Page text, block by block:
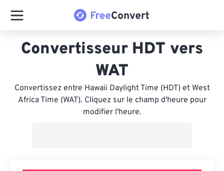
Convertisseur HDT vers
WAT
Convertissez entre Hawaii Daylight Time (HDT) et West
Africa Time (WAT). Cliquez sur le champ d'heure pour
modifier l'heure.